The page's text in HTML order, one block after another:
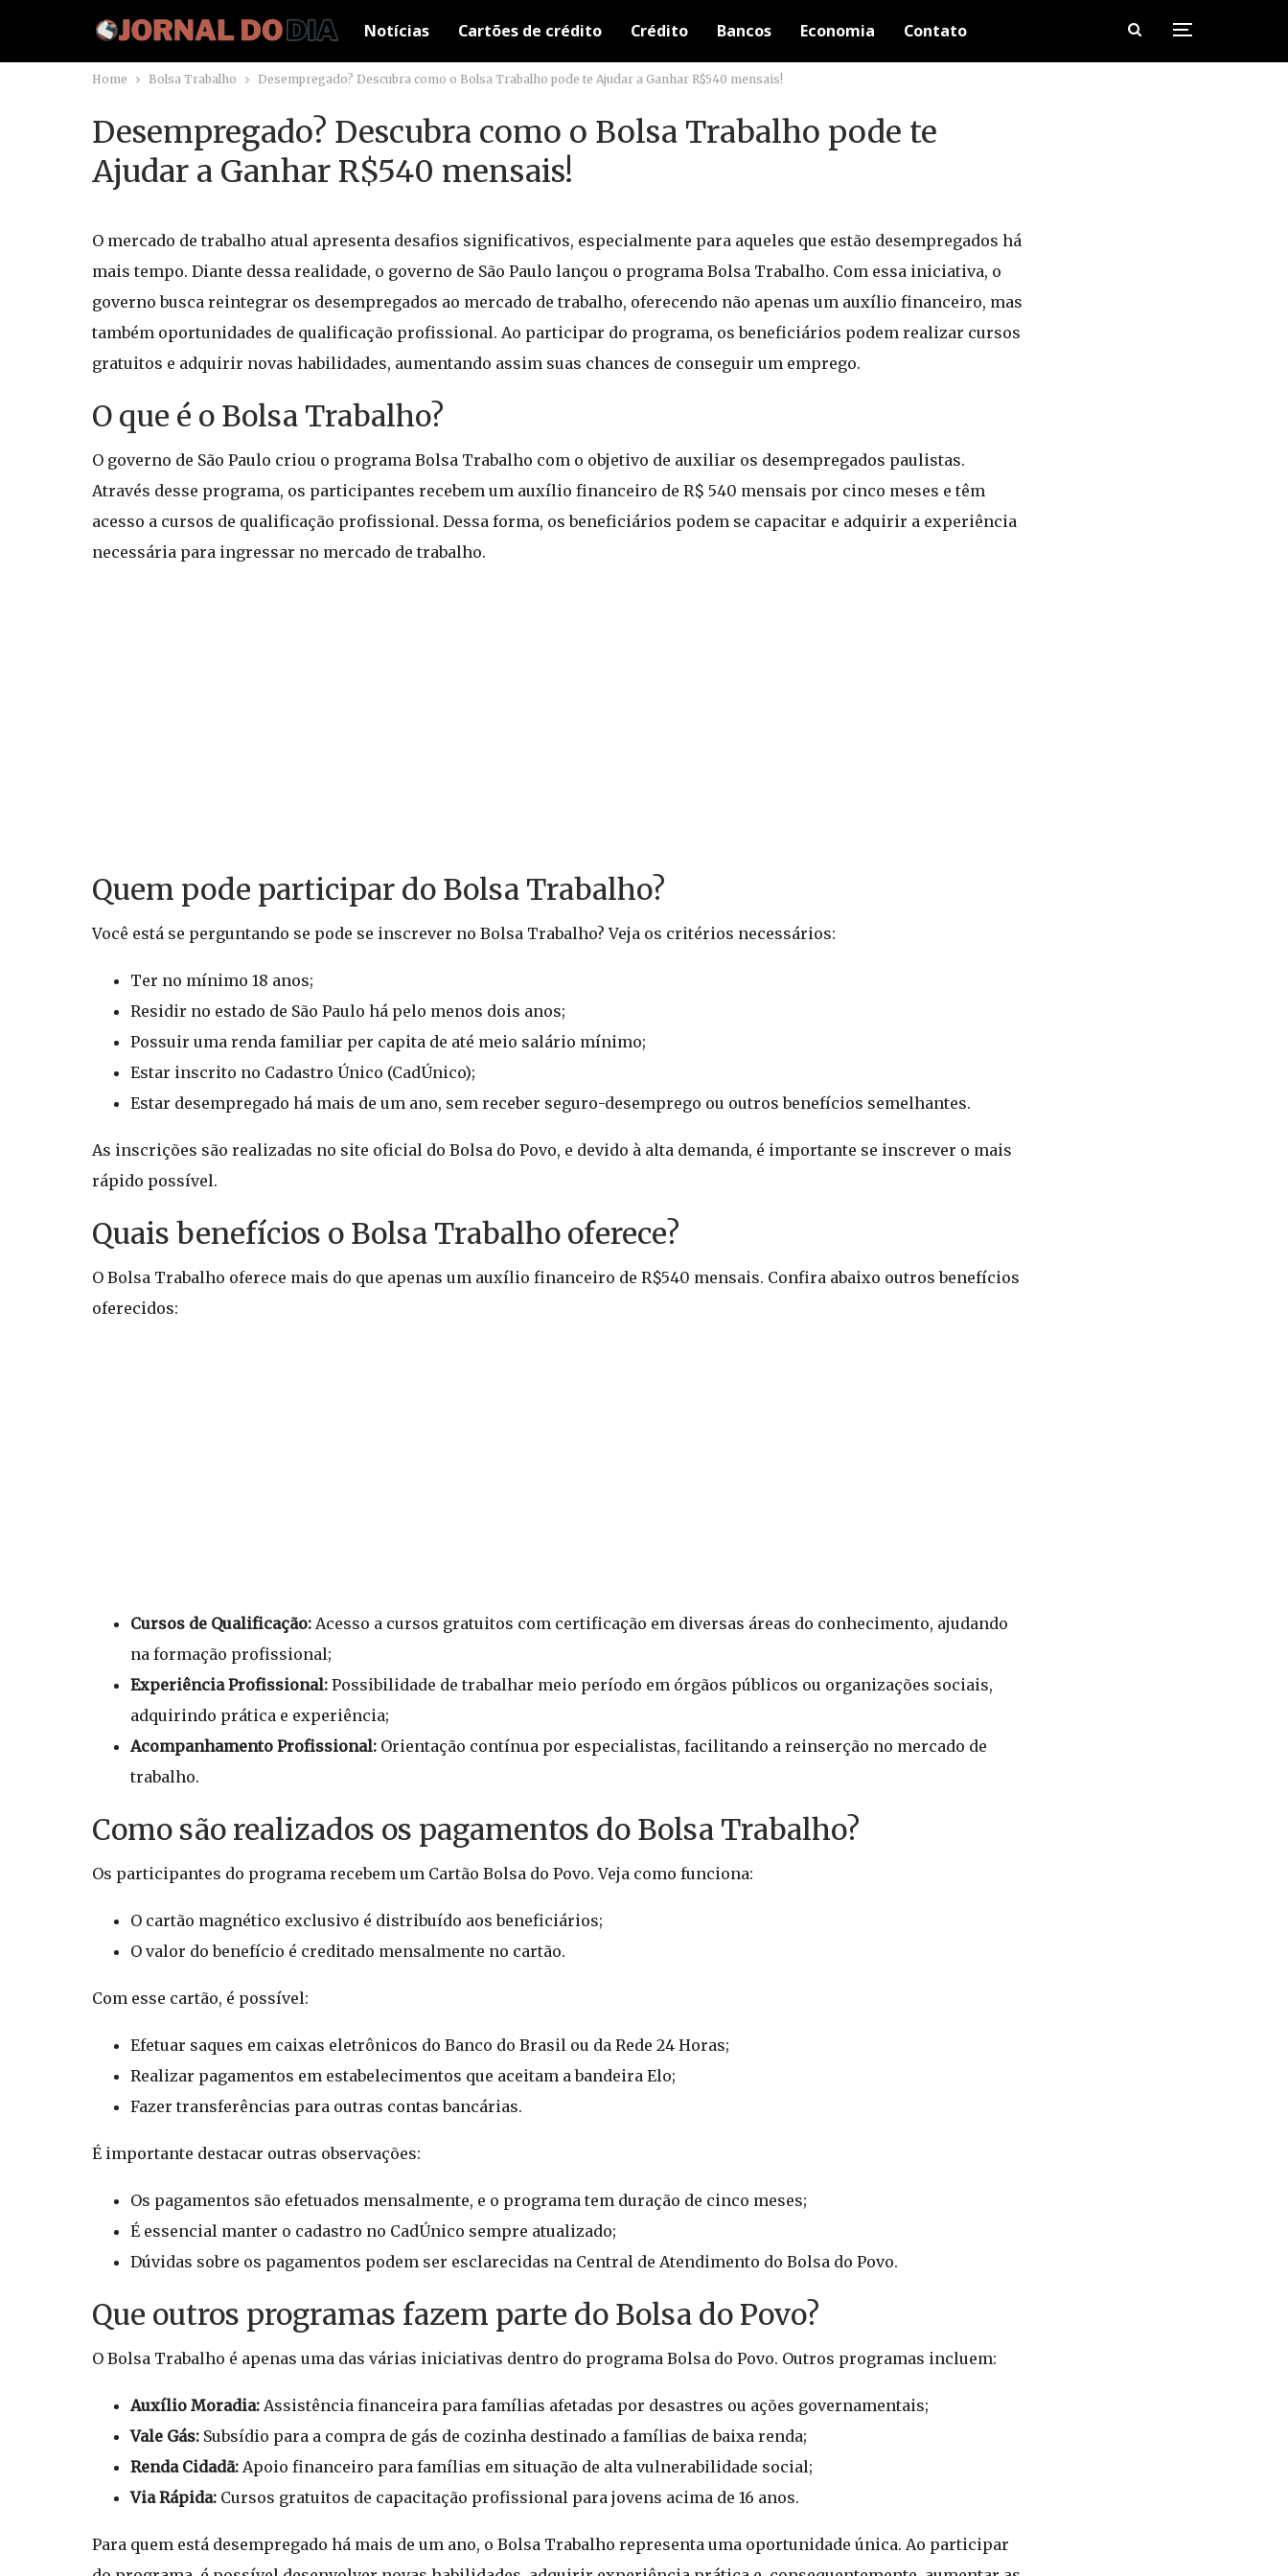
Notícias Cartões de crédito Crédito Bancos Economia Contato
Home Bolsa Trabalho Desempregado? Descubra como o Bolsa Trabalho pode te Ajudar a Ganhar R$540 mensais!
Desempregado? Descubra como o Bolsa Trabalho pode te
Ajudar a Ganhar R$540 mensais!
O mercado de trabalho atual apresenta desafios significativos, especialmente para aqueles que estão desempregados há
mais tempo. Diante dessa realidade, o governo de São Paulo lançou o programa Bolsa Trabalho. Com essa iniciativa, o
governo busca reintegrar os desempregados ao mercado de trabalho, oferecendo não apenas um auxílio financeiro, mas
também oportunidades de qualificação profissional. Ao participar do programa, os beneficiários podem realizar cursos
gratuitos e adquirir novas habilidades, aumentando assim suas chances de conseguir um emprego.
O que é o Bolsa Trabalho?
O governo de São Paulo criou o programa Bolsa Trabalho com o objetivo de auxiliar os desempregados paulistas.
Através desse programa, os participantes recebem um auxílio financeiro de R$ 540 mensais por cinco meses e têm
acesso a cursos de qualificação profissional. Dessa forma, os beneficiários podem se capacitar e adquirir a experiência
necessária para ingressar no mercado de trabalho.
Quem pode participar do Bolsa Trabalho?
Você está se perguntando se pode se inscrever no Bolsa Trabalho? Veja os critérios necessários:
Ter no mínimo 18 anos;
Residir no estado de São Paulo há pelo menos dois anos;
Possuir uma renda familiar per capita de até meio salário mínimo;
Estar inscrito no Cadastro Único (CadÚnico);
Estar desempregado há mais de um ano, sem receber seguro-desemprego ou outros benefícios semelhantes.
As inscrições são realizadas no site oficial do Bolsa do Povo, e devido à alta demanda, é importante se inscrever o mais
rápido possível.
Quais benefícios o Bolsa Trabalho oferece?
O Bolsa Trabalho oferece mais do que apenas um auxílio financeiro de R$540 mensais. Confira abaixo outros benefícios
oferecidos:
Cursos de Qualificação: Acesso a cursos gratuitos com certificação em diversas áreas do conhecimento, ajudando
na formação profissional;
Experiência Profissional: Possibilidade de trabalhar meio período em órgãos públicos ou organizações sociais,
adquirindo prática e experiência;
Acompanhamento Profissional: Orientação contínua por especialistas, facilitando a reinserção no mercado de
trabalho.
Como são realizados os pagamentos do Bolsa Trabalho?
Os participantes do programa recebem um Cartão Bolsa do Povo. Veja como funciona:
O cartão magnético exclusivo é distribuído aos beneficiários;
O valor do benefício é creditado mensalmente no cartão.
Com esse cartão, é possível:
Efetuar saques em caixas eletrônicos do Banco do Brasil ou da Rede 24 Horas;
Realizar pagamentos em estabelecimentos que aceitam a bandeira Elo;
Fazer transferências para outras contas bancárias.
É importante destacar outras observações:
Os pagamentos são efetuados mensalmente, e o programa tem duração de cinco meses;
É essencial manter o cadastro no CadÚnico sempre atualizado;
Dúvidas sobre os pagamentos podem ser esclarecidas na Central de Atendimento do Bolsa do Povo.
Que outros programas fazem parte do Bolsa do Povo?
O Bolsa Trabalho é apenas uma das várias iniciativas dentro do programa Bolsa do Povo. Outros programas incluem:
Auxílio Moradia: Assistência financeira para famílias afetadas por desastres ou ações governamentais;
Vale Gás: Subsídio para a compra de gás de cozinha destinado a famílias de baixa renda;
Renda Cidadã: Apoio financeiro para famílias em situação de alta vulnerabilidade social;
Via Rápida: Cursos gratuitos de capacitação profissional para jovens acima de 16 anos.
Para quem está desempregado há mais de um ano, o Bolsa Trabalho representa uma oportunidade única. Ao participar